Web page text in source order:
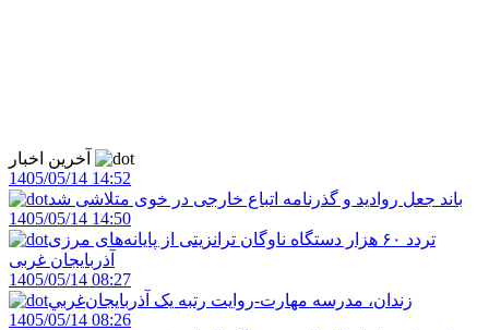
1405/05/14 14:52
باند جعل روادید و گذرنامه اتباع خارجی در خوی متلاشی شد
1405/05/14 14:50
تردد ۶۰ هزار دستگاه ناوگان ترانزیتی از پایانه‌های مرزی
آذربایجان ‌غربی
1405/05/14 08:27
زندان، مدرسه مهارت-روايت رتبه يک آذربايجان‌غربي
1405/05/14 08:26